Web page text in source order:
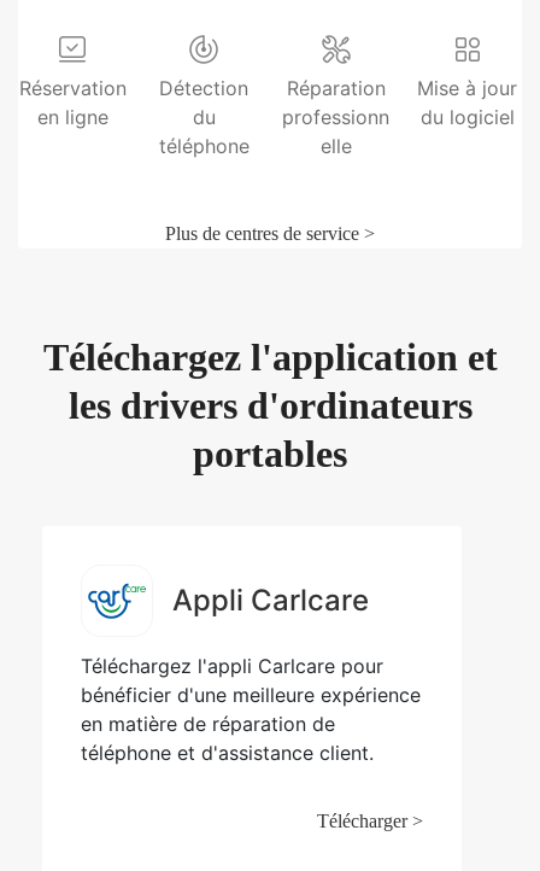
Réservation
en ligne
Détection
du
téléphone
Réparation
professionn
elle
Mise à jour
du logiciel
Plus de centres de service >
Téléchargez l'application et
les drivers d'ordinateurs
portables
Appli Carlcare
Téléchargez l'appli Carlcare pour
bénéficier d'une meilleure expérience
en matière de réparation de
téléphone et d'assistance client.
Télécharger >